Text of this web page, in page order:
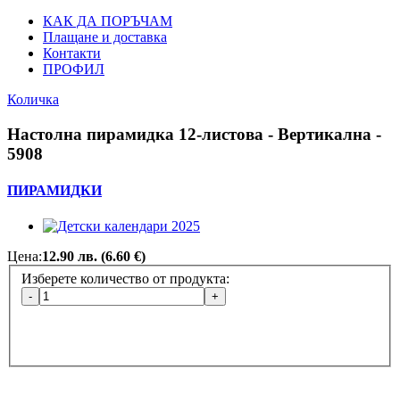
КАК ДА ПОРЪЧАМ
Плащане и доставка
Контакти
ПРОФИЛ
Количка
Настолна пирамидка 12-листова - Вертикална -
5908
ПИРАМИДКИ
Цена:12.90 лв. (6.60 €)
Изберете количество от продукта: